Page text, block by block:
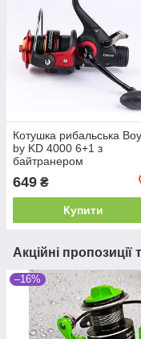
Котушка рибальська
by KD 4000 6+1 з
байтранером
649 ₴
Купити
Акційні пропозиції
–16%